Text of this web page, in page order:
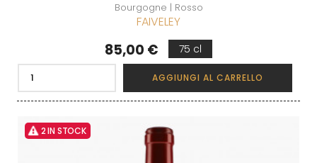
Bourgogne | Rosso
FAIVELEY
Prezzo
85,00 € 75 cl
AGGIUNGI AL CARRELLO
2 IN STOCK